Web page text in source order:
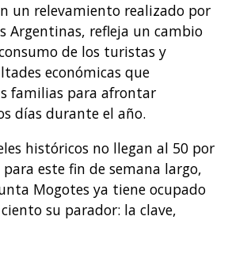
un relevamiento realizado por
Argentinas, refleja un cambio
de los turistas y
económicas que
familias para afrontar
días durante el año.
históricos no llegan al 50 por
este fin de semana largo,
Mogotes ya tiene ocupado
su parador: la clave,